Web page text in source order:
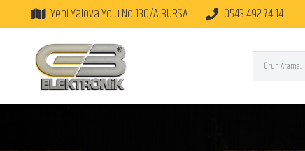
Yeni Yalova Yolu No:130/A BURSA 0543 492 74 14